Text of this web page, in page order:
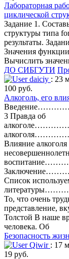
Лабораторная
циклической
Задание 1.
структуры типа
результаты.
Значения
Вычислить
ДО СИБГУТИ
daiciy : 23
100 руб.
Алкоголь, его
3 Правда об
Влияние
Список
То, что очень
представление,
Толстой В наше
человека. Об
Безопасность
Qiwir : 17
19 руб.